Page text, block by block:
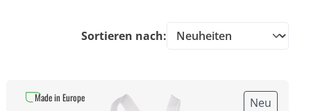
Sortieren nach:
Neu
Made in Europe